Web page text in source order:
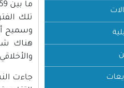
تلك
وسميح
هناك